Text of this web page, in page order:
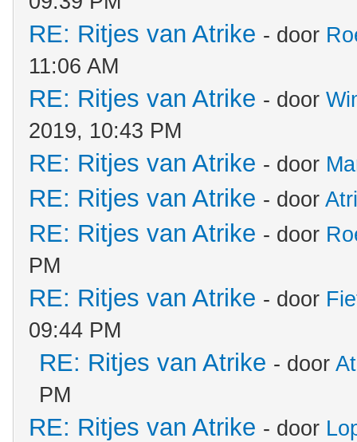
RE: Ritjes van Atrike - door
11:06 AM
RE: Ritjes van Atrike - door
2019, 10:43 PM
RE: Ritjes van Atrike - door
RE: Ritjes van Atrike - door
RE: Ritjes van Atrike - door
PM
RE: Ritjes van Atrike - door
09:44 PM
RE: Ritjes van Atrike - door
PM
RE: Ritjes van Atrike - door